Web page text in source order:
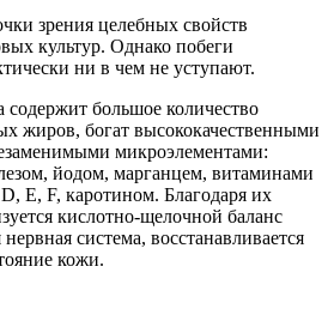
зрения целебных свойств
культур. Однако побеги
ни в чем не уступают.
содержит большое количество
жиров, богат высококачественными
микроэлементами:
йодом, марганцем, витаминами
E, F, каротином. Благодаря их
кислотно-щелочной баланс
система, восстанавливается
кожи.